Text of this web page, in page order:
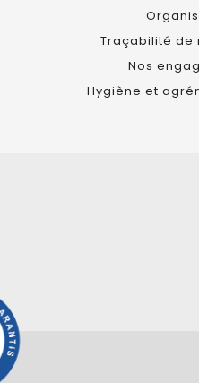
Traçabilité de
Nos
Hygiène et